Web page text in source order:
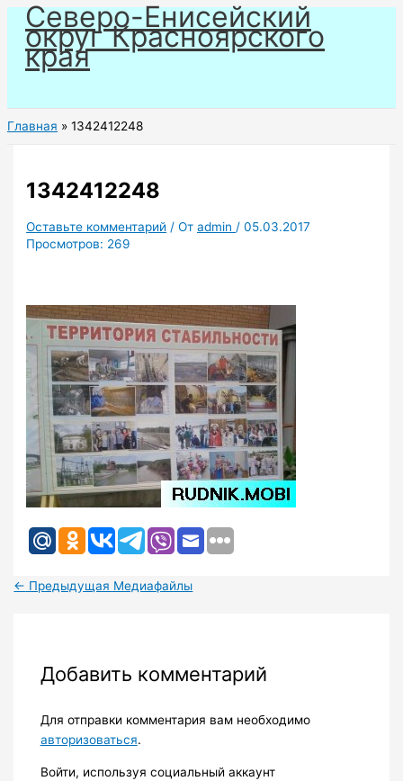
Перейти
содержимому
Северо-Енисейский
округ Красноярского
края
Главная 1342412248
1342412248
Оставьте комментарий / Отadmin /05.03.2017
Просмотров: 269
← Предыдущая Медиафайлы
Добавить комментарий
Для отправки комментария вам необходимо
авторизоваться.
Войти, используя социальный аккаунт